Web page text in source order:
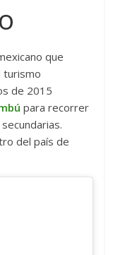
que
turismo
de 2015
para recorrer
del país de